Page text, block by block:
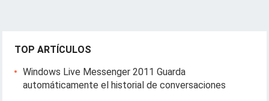
TOP ARTÍCULOS
Windows Live Messenger 2011 Guarda
automáticamente el historial de conversaciones